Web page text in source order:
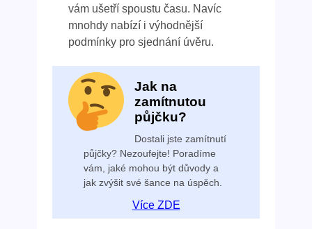
vám ušetří spoustu času. Navíc
mnohdy nabízí i výhodnější
podmínky pro sjednání úvěru.
Jak na
zamítnutou
půjčku?
Dostali jste zamítnutí
půjčky? Nezoufejte! Poradíme
vám, jaké mohou být důvody a
jak zvýšit své šance na úspěch.
Více ZDE